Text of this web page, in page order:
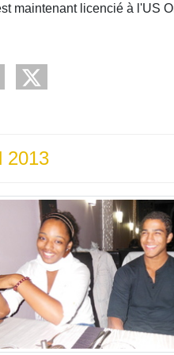
maintenant licencié à l'US
2013